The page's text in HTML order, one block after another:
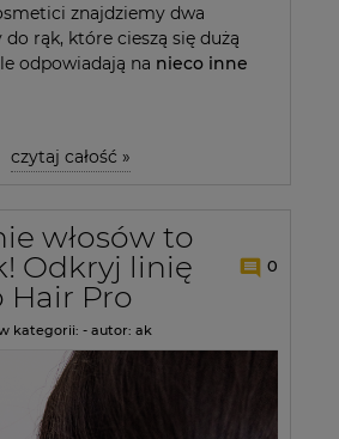
znajdziemy dwa
rąk, które cieszą się dużą
odpowiadają na nieco inne
czytaj całość »
włosów to
Odkryj linię
Hair Pro
0
kategorii: - autor: ak